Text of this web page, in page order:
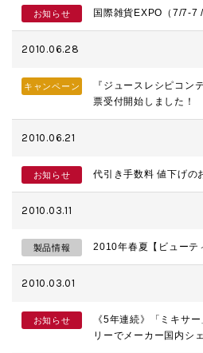
お知らせ 国際雑貨EXPO（7/7-7
2010.06.28
キャンペーン
『ジュースレシピコン
票受付開始しました！
2010.06.21
お知らせ 代引き手数料 値下げの
2010.03.11
製品情報 2010年春夏【ビューテ
2010.03.01
お知らせ
《5年連続》「ミキサ
リーでメーカー国内シ